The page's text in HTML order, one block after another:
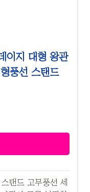
이지 대형 왕관
풍선 스탠드
탠드 고무풍선 세